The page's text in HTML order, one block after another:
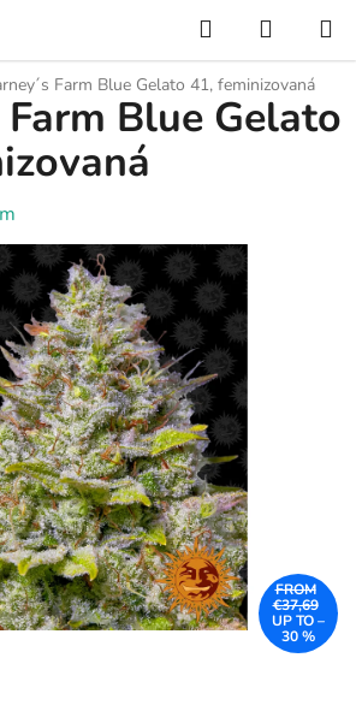
Search
CART
Farm Blue Gelato 41, feminizovaná
Farm Blue Gelato
FROM
€37,69
UP TO –
30 %